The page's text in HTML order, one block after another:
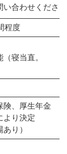
合わせください
程度
寝当直。
険、厚生年金
より決定
り）